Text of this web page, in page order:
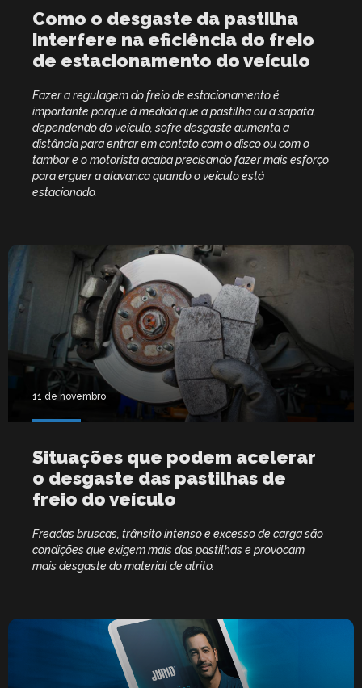
Como o desgaste da pastilha
interfere na eficiência do freio
de estacionamento do veículo
Fazer a regulagem do freio de estacionamento é
importante porque à medida que a pastilha ou a sapata,
dependendo do veículo, sofre desgaste aumenta a
distância para entrar em contato com o disco ou com o
tambor e o motorista acaba precisando fazer mais esforço
para erguer a alavanca quando o veículo está
estacionado.
11 de novembro
Situações que podem acelerar
o desgaste das pastilhas de
freio do veículo
Freadas bruscas, trânsito intenso e excesso de carga são
condições que exigem mais das pastilhas e provocam
mais desgaste do material de atrito.